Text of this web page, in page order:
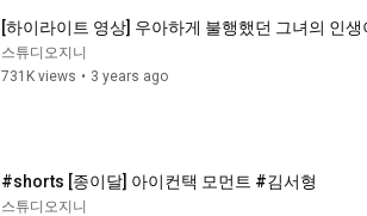
[하이라이트 영상] 우아하게 불행했던 그녀의 인
스튜디오지니
731K views • 3 years ago
#shorts [종이달] 아이컨택 모먼트 #김서형
스튜디오지니